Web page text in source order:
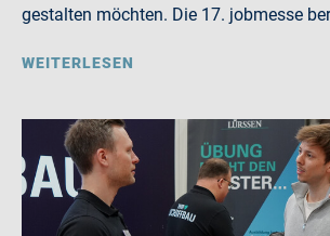
gestalten möchten. Die 17. jobmesse
WEITERLESEN